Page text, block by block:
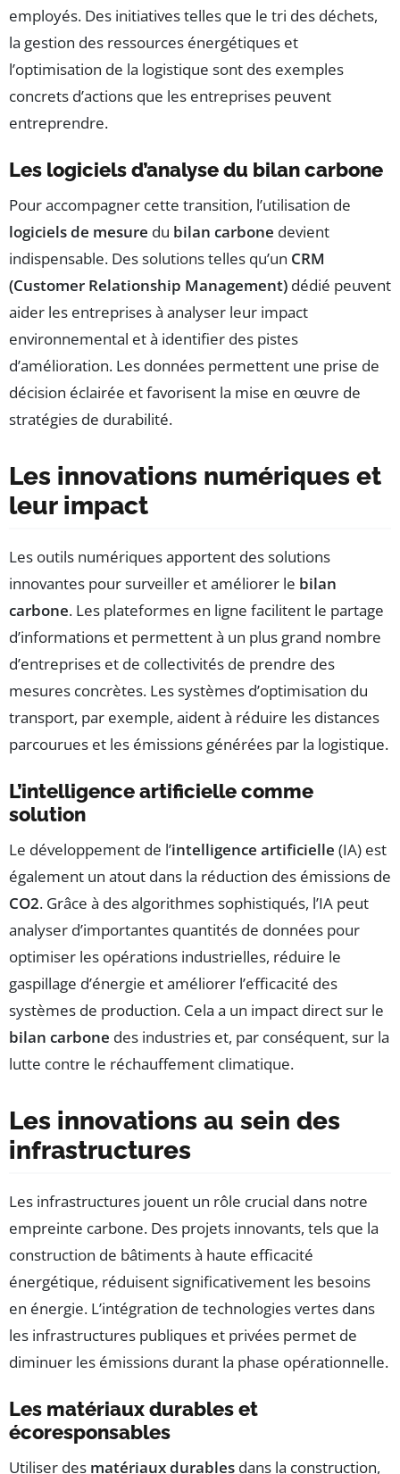
employés. Des initiatives telles que le tri des déchets,
la gestion des ressources énergétiques et
l’optimisation de la logistique sont des exemples
concrets d’actions que les entreprises peuvent
entreprendre.
Les logiciels d’analyse du bilan carbone
Pour accompagner cette transition, l’utilisation de
logiciels de mesure du bilan carbone devient
indispensable. Des solutions telles qu’un CRM
(Customer Relationship Management) dédié peuvent
aider les entreprises à analyser leur impact
environnemental et à identifier des pistes
d’amélioration. Les données permettent une prise de
décision éclairée et favorisent la mise en œuvre de
stratégies de durabilité.
Les innovations numériques et
leur impact
Les outils numériques apportent des solutions
innovantes pour surveiller et améliorer le bilan
carbone. Les plateformes en ligne facilitent le partage
d’informations et permettent à un plus grand nombre
d’entreprises et de collectivités de prendre des
mesures concrètes. Les systèmes d’optimisation du
transport, par exemple, aident à réduire les distances
parcourues et les émissions générées par la logistique.
L’intelligence artificielle comme
solution
Le développement de l’intelligence artificielle (IA) est
également un atout dans la réduction des émissions de
CO2. Grâce à des algorithmes sophistiqués, l’IA peut
analyser d’importantes quantités de données pour
optimiser les opérations industrielles, réduire le
gaspillage d’énergie et améliorer l’efficacité des
systèmes de production. Cela a un impact direct sur le
bilan carbone des industries et, par conséquent, sur la
lutte contre le réchauffement climatique.
Les innovations au sein des
infrastructures
Les infrastructures jouent un rôle crucial dans notre
empreinte carbone. Des projets innovants, tels que la
construction de bâtiments à haute efficacité
énergétique, réduisent significativement les besoins
en énergie. L’intégration de technologies vertes dans
les infrastructures publiques et privées permet de
diminuer les émissions durant la phase opérationnelle.
Les matériaux durables et
écoresponsables
Utiliser des matériaux durables dans la construction,